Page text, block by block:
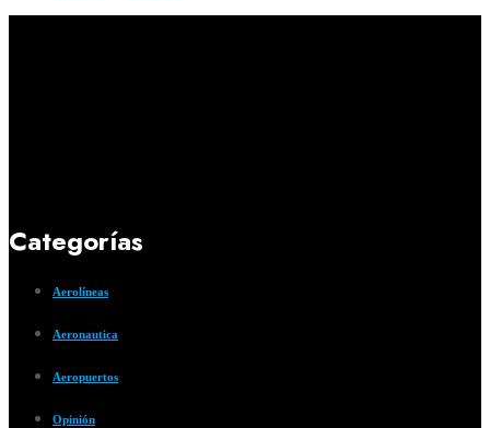
Categorías
Aerolíneas
Aeronautica
Aeropuertos
Opinión